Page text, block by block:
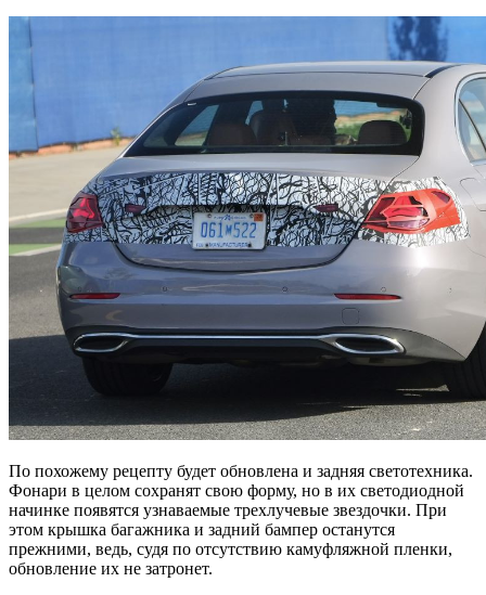
По похожему рецепту будет обновлена и задняя светотехника.
Фонари в целом сохранят свою форму, но в их светодиодной
начинке появятся узнаваемые трехлучевые звездочки. При
этом крышка багажника и задний бампер останутся
прежними, ведь, судя по отсутствию камуфляжной пленки,
обновление их не затронет.